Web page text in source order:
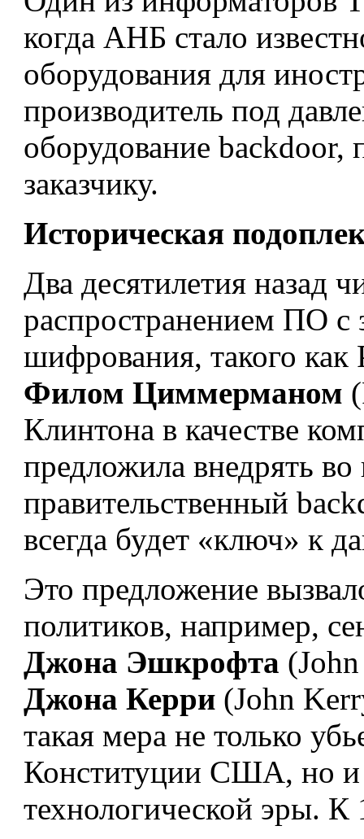
когда АНБ стало
оборудования для
производитель под
оборудование backdoor,
заказчику.
Историческая
Два десятилетия
распространением ПО с
шифрования, такого как
Филом Циммерманом
Клинтона в качестве
предложила внедрять
правительственный
всегда будет «ключ» к
Это предложение
политиков, например,
Джона Эшкрофта
Джона Керри(John
такая мера не только
Конституции США, но и
технологической эры.